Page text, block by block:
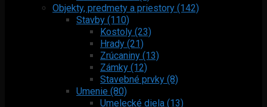
Objekty, predmety a priestory (142)
Stavby (110)
Kostoly (23)
Hrady (21)
Zrúcaniny (13)
Zámky (12)
Stavebné prvky (8)
Umenie (80)
Umelecké diela (13)